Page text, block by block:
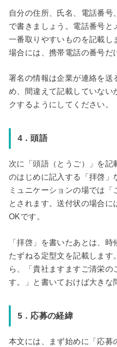
自分の住所、氏名、電話番
で書きましょう。電話番号と
一番取りやすいものを記載し
場合には、携帯電話の番号だ
署名の情報は企業が連絡を送
め、間違えて記載していない
クするようにしてください。
4．頭語
次に「頭語（とうご）」を記
のはじめに記入する「拝啓」
ミュニケーションの場では
とされます。送付状の場合
OKです。
「拝啓」を書いたあとは、
たずねる定型文を記載します
ら、「貴社ますますご清栄の
す。」と書いておけば大きな
5．応募の経緯
本文には、まず始めに「応募